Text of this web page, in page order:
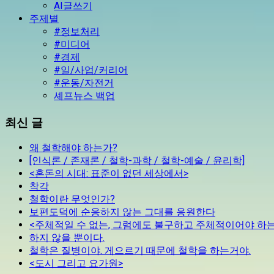
AI글쓰기
주제별
#정보처리
#미디어
#경제
#일/사업/커리어
#운동/자전거
셰프뉴스 백업
최신 글
왜 철학해야 하는가?
[인식론 / 존재론 / 철학-과학 / 철학-예술 / 윤리학]
<혼돈의 시대: 표준이 없던 세상에서>
착각
철학이란 무엇인가?
보편도덕에 순응하지 않는 그대를 응원한다
<주체적일 수 없는, 그럼에도 불구하고 주체적이어야 하
하지 않을 뿐이다.
철학은 질병이야. 게으르기 때문에 철학을 하는거야.
<도시 그리고 요가원>